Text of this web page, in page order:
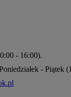
- 16:00).
- Piątek